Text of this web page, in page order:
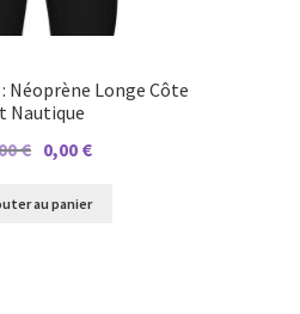
: Néoprène Longe Côte
Nautique
€ Le
était :
0,00 €Le
est :
au panier